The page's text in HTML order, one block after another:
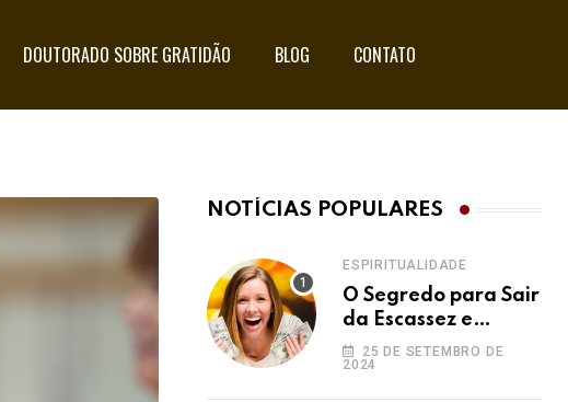
DOUTORADO SOBRE GRATIDÃO BLOG CONTATO
NOTÍCIAS POPULARES
ESPIRITUALIDADE
O Segredo para Sair
da Escassez e
Acessar a
Abundância:
25 DE SETEMBRO DE
2024